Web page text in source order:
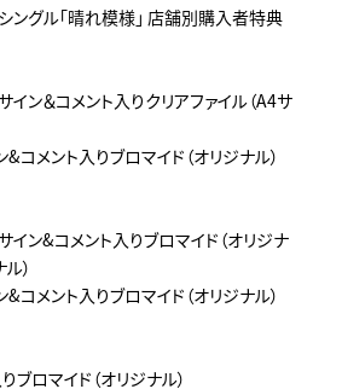
グル「晴れ模様」 店舗別購入者特典
ン＆コメント入りクリアファイル（A4サ
コメント入りブロマイド（オリジナル）
ン&コメント入りブロマイド（オリジナ
）
コメント入りブロマイド（オリジナル）
ロマイド（オリジナル）